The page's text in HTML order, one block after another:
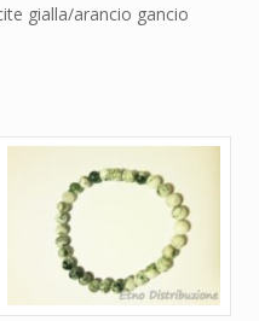
gialla/arancio gancio